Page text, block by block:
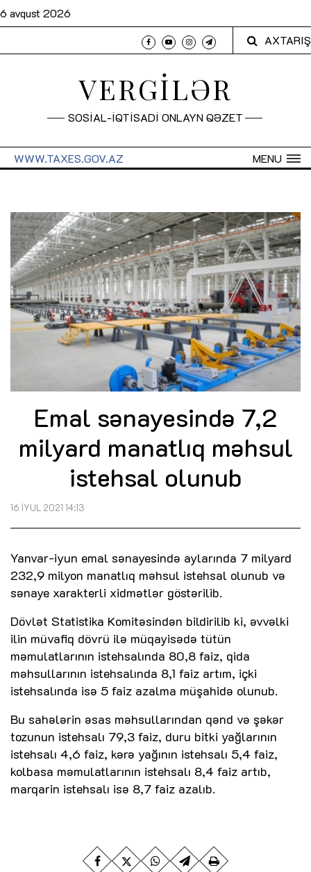
6 avqust 2026
AXTARIŞ
VERGİLƏR
SOSİAL-İQTİSADİ ONLAYN QƏZET
MENU
WWW.TAXES.GOV.AZ
Emal sənayesində 7,2
milyard manatlıq məhsul
istehsal olunub
16 İYUL 2021 14:13
Yanvar-iyun emal sənayesində aylarında 7 milyard
232,9 milyon manatlıq məhsul istehsal olunub və
sənaye xarakterli xidmətlər göstərilib.
Dövlət Statistika Komitəsindən bildirilib ki, əvvəlki
ilin müvafiq dövrü ilə müqayisədə tütün
məmulatlarının istehsalında 80,8 faiz, qida
məhsullarının istehsalında 8,1 faiz artım, içki
istehsalında isə 5 faiz azalma müşahidə olunub.
Bu sahələrin əsas məhsullarından qənd və şəkər
tozunun istehsalı 79,3 faiz, duru bitki yağlarının
istehsalı 4,6 faiz, kərə yağının istehsalı 5,4 faiz,
kolbasa məmulatlarının istehsalı 8,4 faiz artıb,
marqarin istehsalı isə 8,7 faiz azalıb.